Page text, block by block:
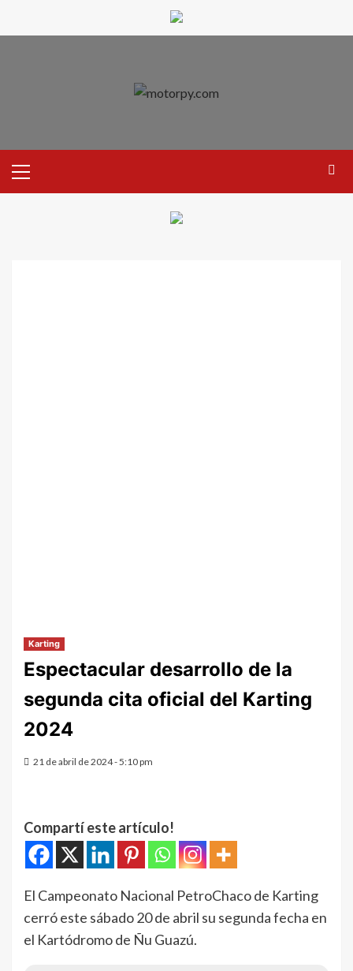
Karting
Espectacular desarrollo de la
segunda cita oficial del Karting
2024
21 de abril de 2024 - 5:10 pm
Compartí este artículo!
El Campeonato Nacional PetroChaco de Karting
cerró este sábado 20 de abril su segunda fecha en
el Kartódromo de Ñu Guazú.